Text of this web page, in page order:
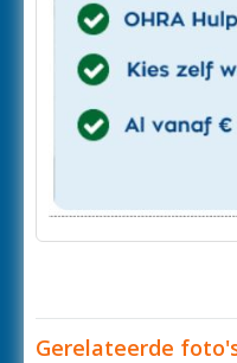
Gerelateerde